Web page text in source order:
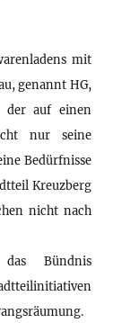
mit
genannt HG,
der auf einen
nur seine
Bedürfnisse
Kreuzberg
nicht nach
Bündnis